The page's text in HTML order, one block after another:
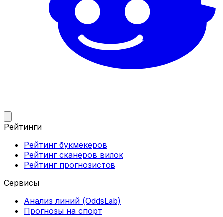
Рейтинги
Рейтинг букмекеров
Рейтинг сканеров вилок
Рейтинг прогнозистов
Сервисы
Анализ линий (OddsLab)
Прогнозы на спорт